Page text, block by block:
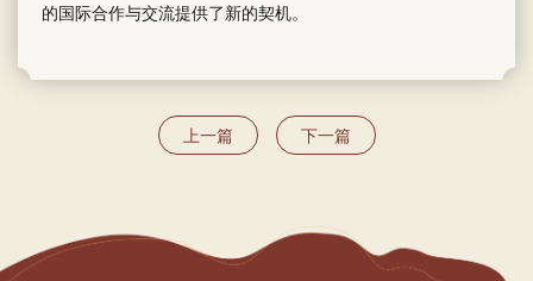
的国际合作与交流提供了新的契机。
上一篇 下一篇